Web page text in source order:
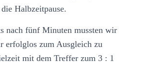
Halbzeitpause.
nach fünf Minuten mussten wir
erfolglos zum Ausgleich zu
mit dem Treffer zum 3 : 1